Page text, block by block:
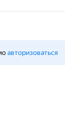
авторизоваться